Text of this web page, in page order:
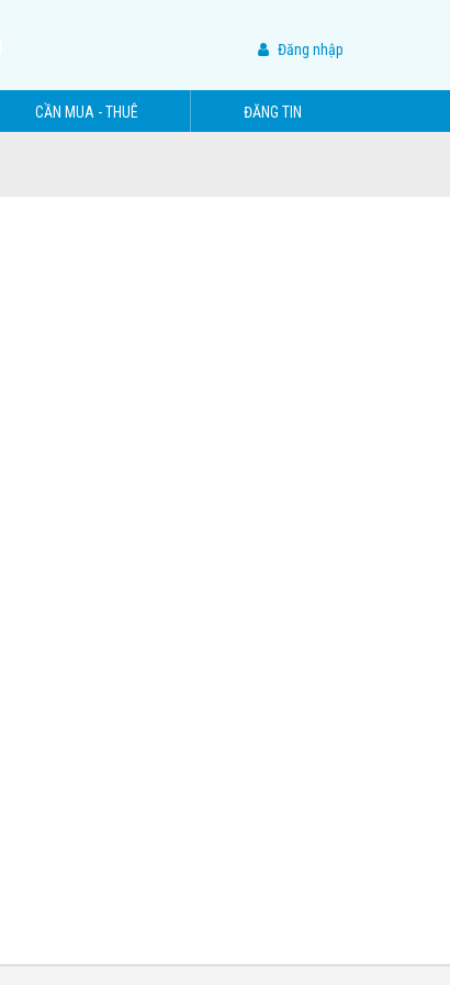
Đăng nhập
CẦN MUA - THUÊ ĐĂNG TIN